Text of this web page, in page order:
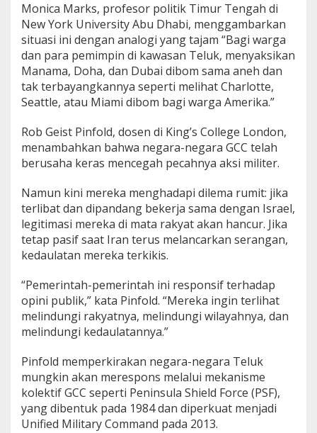
Monica Marks, profesor politik Timur Tengah di
New York University Abu Dhabi, menggambarkan
situasi ini dengan analogi yang tajam “Bagi warga
dan para pemimpin di kawasan Teluk, menyaksikan
Manama, Doha, dan Dubai dibom sama aneh dan
tak terbayangkannya seperti melihat Charlotte,
Seattle, atau Miami dibom bagi warga Amerika.”
Rob Geist Pinfold, dosen di King’s College London,
menambahkan bahwa negara-negara GCC telah
berusaha keras mencegah pecahnya aksi militer.
Namun kini mereka menghadapi dilema rumit: jika
terlibat dan dipandang bekerja sama dengan Israel,
legitimasi mereka di mata rakyat akan hancur. Jika
tetap pasif saat Iran terus melancarkan serangan,
kedaulatan mereka terkikis.
“Pemerintah-pemerintah ini responsif terhadap
opini publik,” kata Pinfold. “Mereka ingin terlihat
melindungi rakyatnya, melindungi wilayahnya, dan
melindungi kedaulatannya.”
Pinfold memperkirakan negara-negara Teluk
mungkin akan merespons melalui mekanisme
kolektif GCC seperti Peninsula Shield Force (PSF),
yang dibentuk pada 1984 dan diperkuat menjadi
Unified Military Command pada 2013.